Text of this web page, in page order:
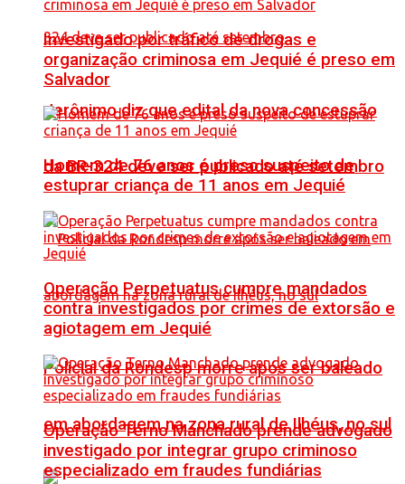
Jerônimo diz que edital da nova concessão
da BR-324 deve ser publicado até setembro
Policial da Rondesp morre após ser baleado
em abordagem na zona rural de Ilhéus, no sul
Investigado por tráfico de drogas e
organização criminosa em Jequié é preso em
Salvador
Homem de 76 anos é preso suspeito de
estuprar criança de 11 anos em Jequié
Operação Perpetuatus cumpre mandados
contra investigados por crimes de extorsão e
agiotagem em Jequié
Operação Terno Manchado prende advogado
investigado por integrar grupo criminoso
especializado em fraudes fundiárias